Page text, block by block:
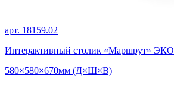
арт. 18159.02
Интерактивный столик «Маршрут» ЭКО
580×580×670мм (Д×Ш×В)